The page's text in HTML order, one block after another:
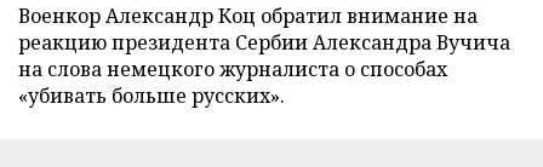
Военкор Александр Коц обратил внимание на
реакцию президента Сербии Александра Вучича
на слова немецкого журналиста о способах
«убивать больше русских».